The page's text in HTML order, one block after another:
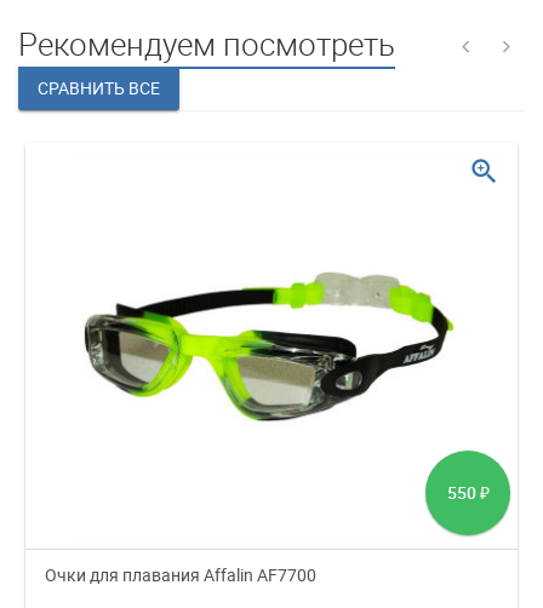
Рекомендуем посмотреть
550 ₽
Очки для плавания Affalin AF7700
zoom_in